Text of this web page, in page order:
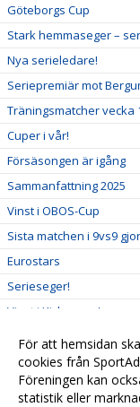
Göteborgs Cup
Stark hemmaseger –
Nya serieledare!
Seriepremiär mot
Träningsmatcher vecka
Cuper i vår!
Försäsongen är igång
Sammanfattning 2025
Vinst i OBOS-Cup
Sista matchen i 9vs9
Eurostars
Serieseger!
Vinst i Kickoncup!
ÖPPEN TRÄNING -
Vi söker målvakt
Guld i Skadevi Cup 2025!
För att hemsidan
cookies från
Föreningen kan
statistik eller